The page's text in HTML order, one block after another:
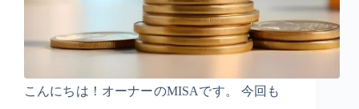
こんにちは！オーナーのMISAです。 今回も